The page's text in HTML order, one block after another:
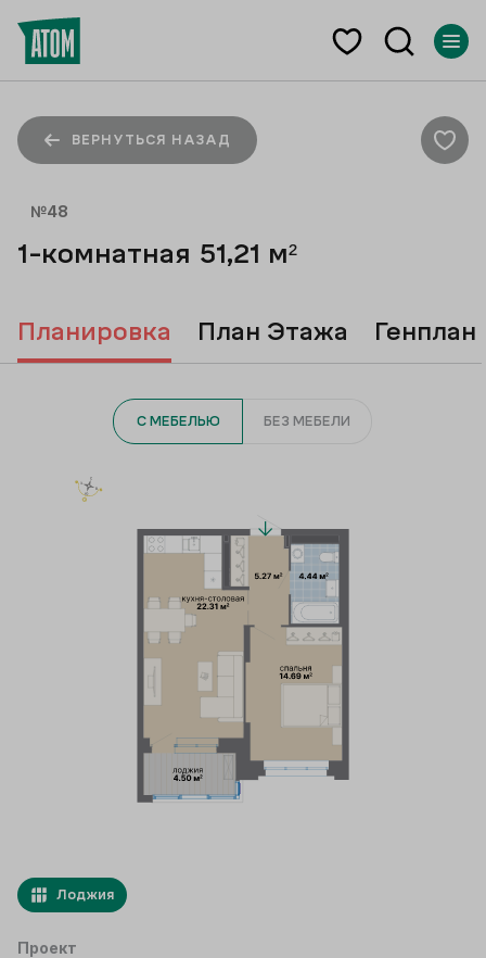
ВЕРНУТЬСЯ НАЗАД
№48
1-комнатная 51,21 м²
Лоджия
Проект
Планировка План Этажа Генплан
С МЕБЕЛЬЮ БЕЗ МЕБЕЛИ